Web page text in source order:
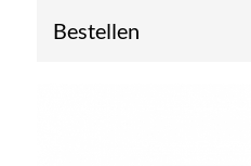
Bestellen